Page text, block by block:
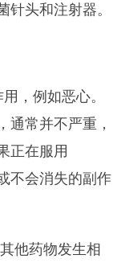
针头和注射器。
，例如恶心。
通常并不严重，
正在服用
不会消失的副作
他药物发生相